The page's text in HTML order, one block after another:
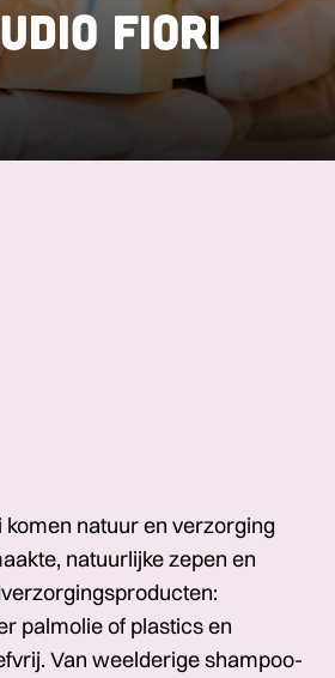
Fiori
komen natuur en verzorging
natuurlijke zepen en
palmolie of plastics en
Van weelderige shampoo-